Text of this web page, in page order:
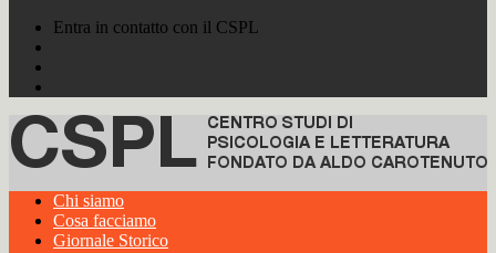
Entra in contatto con il CSPL
Chi siamo
Cosa facciamo
Giornale Storico